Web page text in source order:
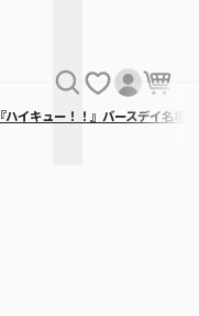
『ハイキュー！！』バースデイ名